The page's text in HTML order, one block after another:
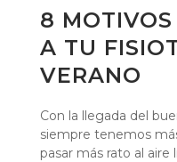
8
A TU
VERANO
Con la llegada del
siempre tenemos
pasar más rato al